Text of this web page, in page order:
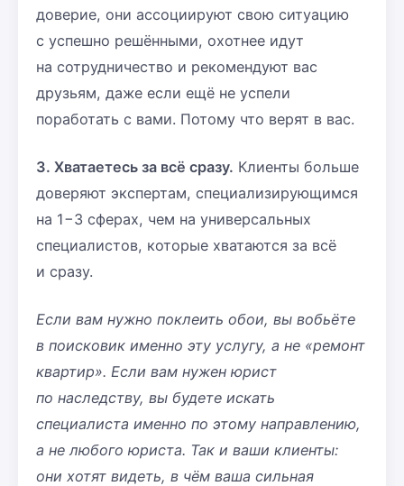
доверие, они ассоциируют свою ситуацию
с успешно решёнными, охотнее идут
на сотрудничество и рекомендуют вас
друзьям, даже если ещё не успели
поработать с вами. Потому что верят в вас.
3. Хватаетесь за всё сразу. Клиенты больше
доверяют экспертам, специализирующимся
на 1−3 сферах, чем на универсальных
специалистов, которые хватаются за всё
и сразу.
Если вам нужно поклеить обои, вы вобьёте
в поисковик именно эту услугу, а не «ремонт
квартир». Если вам нужен юрист
по наследству, вы будете искать
специалиста именно по этому направлению,
а не любого юриста. Так и ваши клиенты:
они хотят видеть, в чём ваша сильная